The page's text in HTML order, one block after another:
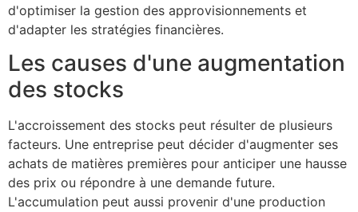
d'optimiser la gestion des approvisionnements et
d'adapter les stratégies financières.
Les causes d'une augmentation
des stocks
L'accroissement des stocks peut résulter de plusieurs
facteurs. Une entreprise peut décider d'augmenter ses
achats de matières premières pour anticiper une hausse
des prix ou répondre à une demande future.
L'accumulation peut aussi provenir d'une production